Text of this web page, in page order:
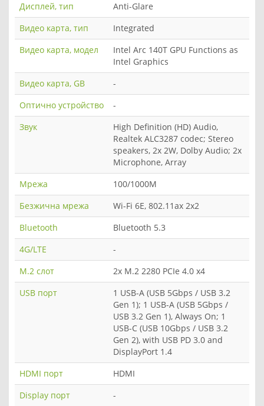
Дисплей, тип
Anti-Glare
Видео карта, тип
Integrated
Видео карта, модел
Intel Arc 140T GPU Functions as
Intel Graphics
Видео карта, GB
-
Оптично устройство
-
Звук
High Definition (HD) Audio,
Realtek ALC3287 codec; Stereo
speakers, 2x 2W, Dolby Audio; 2x
Microphone, Array
Мрежа
100/1000M
Безжична мрежа
Wi-Fi 6E, 802.11ax 2x2
Bluetooth
Bluetooth 5.3
4G/LTE
-
M.2 слот
2x M.2 2280 PCIe 4.0 x4
USB порт
1 USB-A (USB 5Gbps / USB 3.2
Gen 1); 1 USB-A (USB 5Gbps /
USB 3.2 Gen 1), Always On; 1
USB-C (USB 10Gbps / USB 3.2
Gen 2), with USB PD 3.0 and
DisplayPort 1.4
HDMI порт
HDMI
Display порт
-